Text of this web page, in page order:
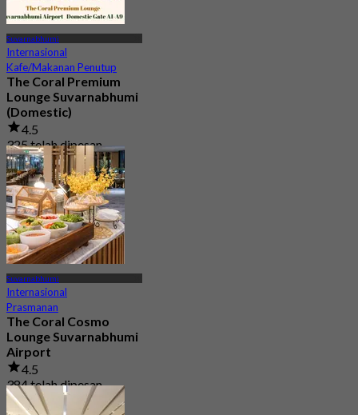
Suvarnabhumi
Internasional
Kafe/Makanan Penutup
The Coral Premium
Lounge Suvarnabhumi
(Domestic)
4.5
325 telah dipesan
Dari฿ 800
Suvarnabhumi
Internasional
Prasmanan
The Coral Cosmo
Lounge Suvarnabhumi
Airport
4.5
384 telah dipesan
Dari ฿ 950